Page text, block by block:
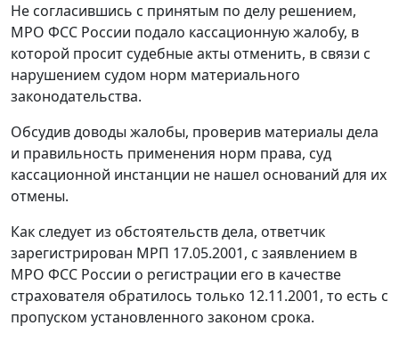
Не согласившись с принятым по делу решением,
МРО ФСС России подало кассационную жалобу, в
которой просит судебные акты отменить, в связи с
нарушением судом норм материального
законодательства.
Обсудив доводы жалобы, проверив материалы дела
и правильность применения норм права, суд
кассационной инстанции не нашел оснований для их
отмены.
Как следует из обстоятельств дела, ответчик
зарегистрирован МРП 17.05.2001, с заявлением в
МРО ФСС России о регистрации его в качестве
страхователя обратилось только 12.11.2001, то есть с
пропуском установленного законом срока.